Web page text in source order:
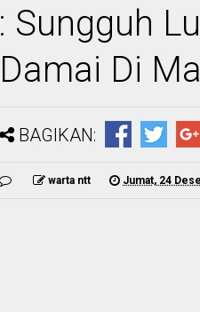
: Sungguh
Damai Di
BAGIKAN:
warta ntt Jumat, 24